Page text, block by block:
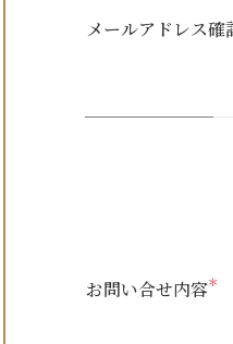
メールアドレス確
お問い合せ内容＊